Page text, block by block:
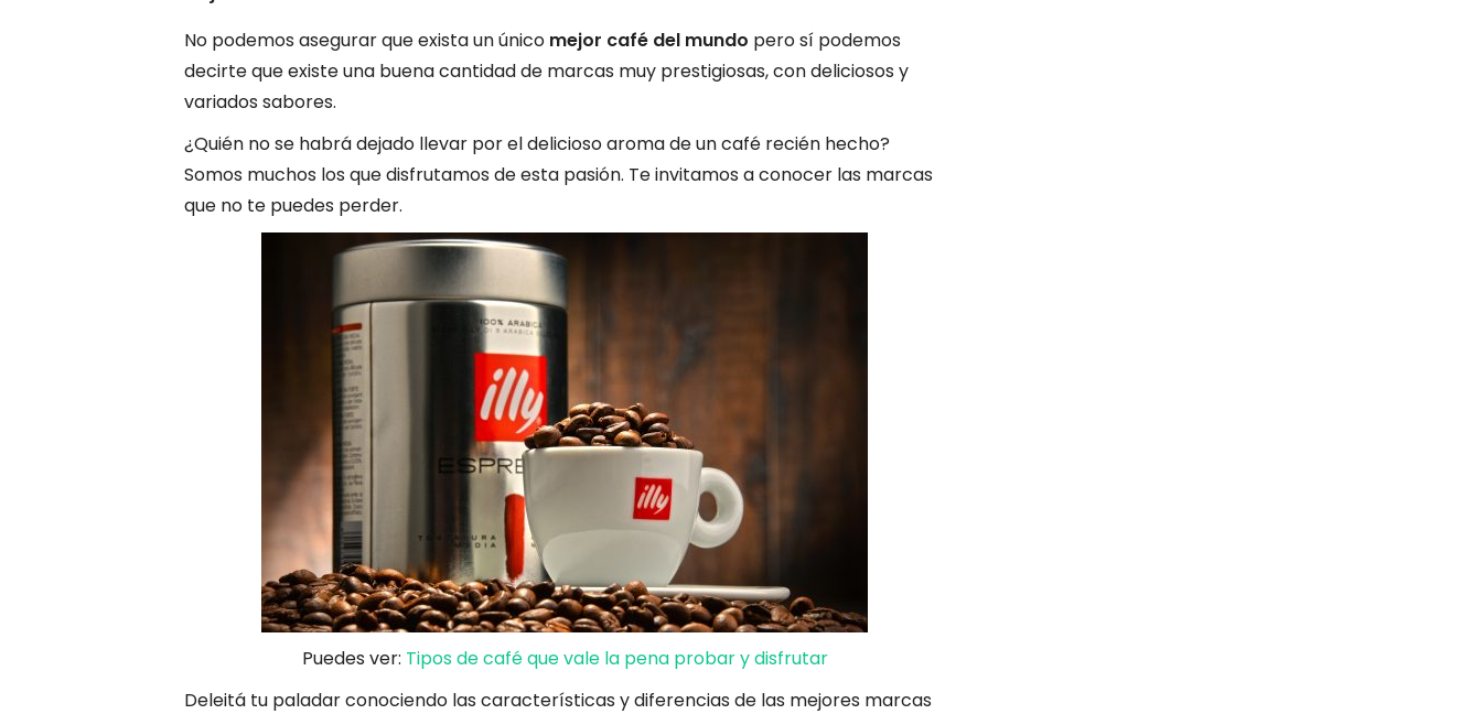
No podemos asegurar que exista un único mejor café del mundo pero sí podemos
decirte que existe una buena cantidad de marcas muy prestigiosas, con deliciosos y
variados sabores.
¿Quién no se habrá dejado llevar por el delicioso aroma de un café recién hecho?
Somos muchos los que disfrutamos de esta pasión. Te invitamos a conocer las marcas
que no te puedes perder.
Puedes ver: Tipos de café que vale la pena probar y disfrutar
Deleitá tu paladar conociendo las características y diferencias de las mejores marcas